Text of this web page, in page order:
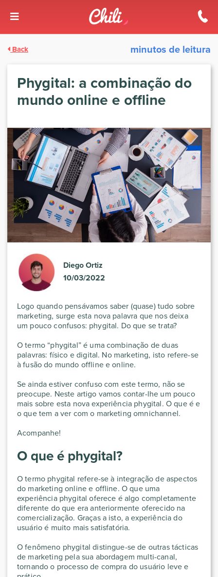
Back minutos de leitura
Phygital: a combinação do
mundo online e offline
Diego Ortiz
10/03/2022
Logo quando pensávamos saber (quase) tudo sobre
marketing, surge esta nova palavra que nos deixa
um pouco confusos: phygital. Do que se trata?
O termo “phygital” é uma combinação de duas
palavras: físico e digital. No marketing, isto refere-se
à fusão do mundo offline e online.
Se ainda estiver confuso com este termo, não se
preocupe. Neste artigo vamos contar-lhe um pouco
mais sobre esta nova experiência phygital. O que é e
o que tem a ver com o marketing omnichannel.
Acompanhe!
O que é phygital?
O termo phygital refere-se à integração de aspectos
do marketing online e offline. O que uma
experiência phygital oferece é algo completamente
diferente do que era anteriormente oferecido na
comercialização. Graças a isto, a experiência do
usuário é muito mais satisfatória.
O fenômeno phygital distingue-se de outras tácticas
de marketing pela sua abordagem multi-canal,
tornando o processo de compra do usuário leve e